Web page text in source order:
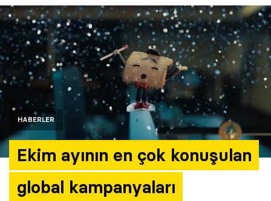
HABERLER
Ekim ayının en çok konuşulan
global kampanyaları
Araştırma